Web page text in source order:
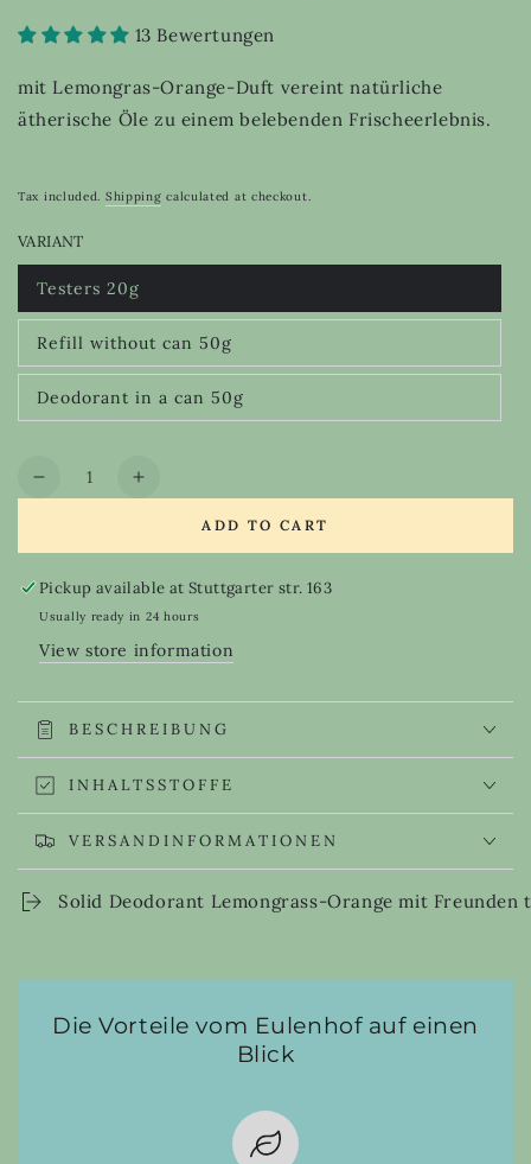
13 Bewertungen
mit Lemongras-Orange-Duft vereint natürliche
ätherische Öle zu einem belebenden Frischeerlebnis.
Tax included. Shipping calculated at checkout.
VARIANT
Testers 20g
Variant
sold
out
or
unavailable
Refill without can 50g
Variant
sold
out
or
unavailable
Deodorant in a can 50g
Variant
sold
unavailable
Quantity
Decrease
Deodorant
Lemongrass-
Increase
Deodorant
Lemongrass-
ADD TO CART
Pickup available atStuttgarter str. 163
Usually ready in 24 hours
View store information
BESCHREIBUNG
INHALTSSTOFFE
VERSANDINFORMATIONEN
Solid Deodorant Lemongrass-Orange mit Freunden
Die Vorteile vom Eulenhof auf einen
Blick